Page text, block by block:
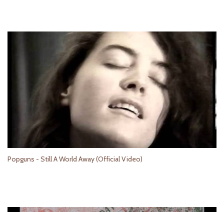
Popguns - Still A World Away (Official Video)